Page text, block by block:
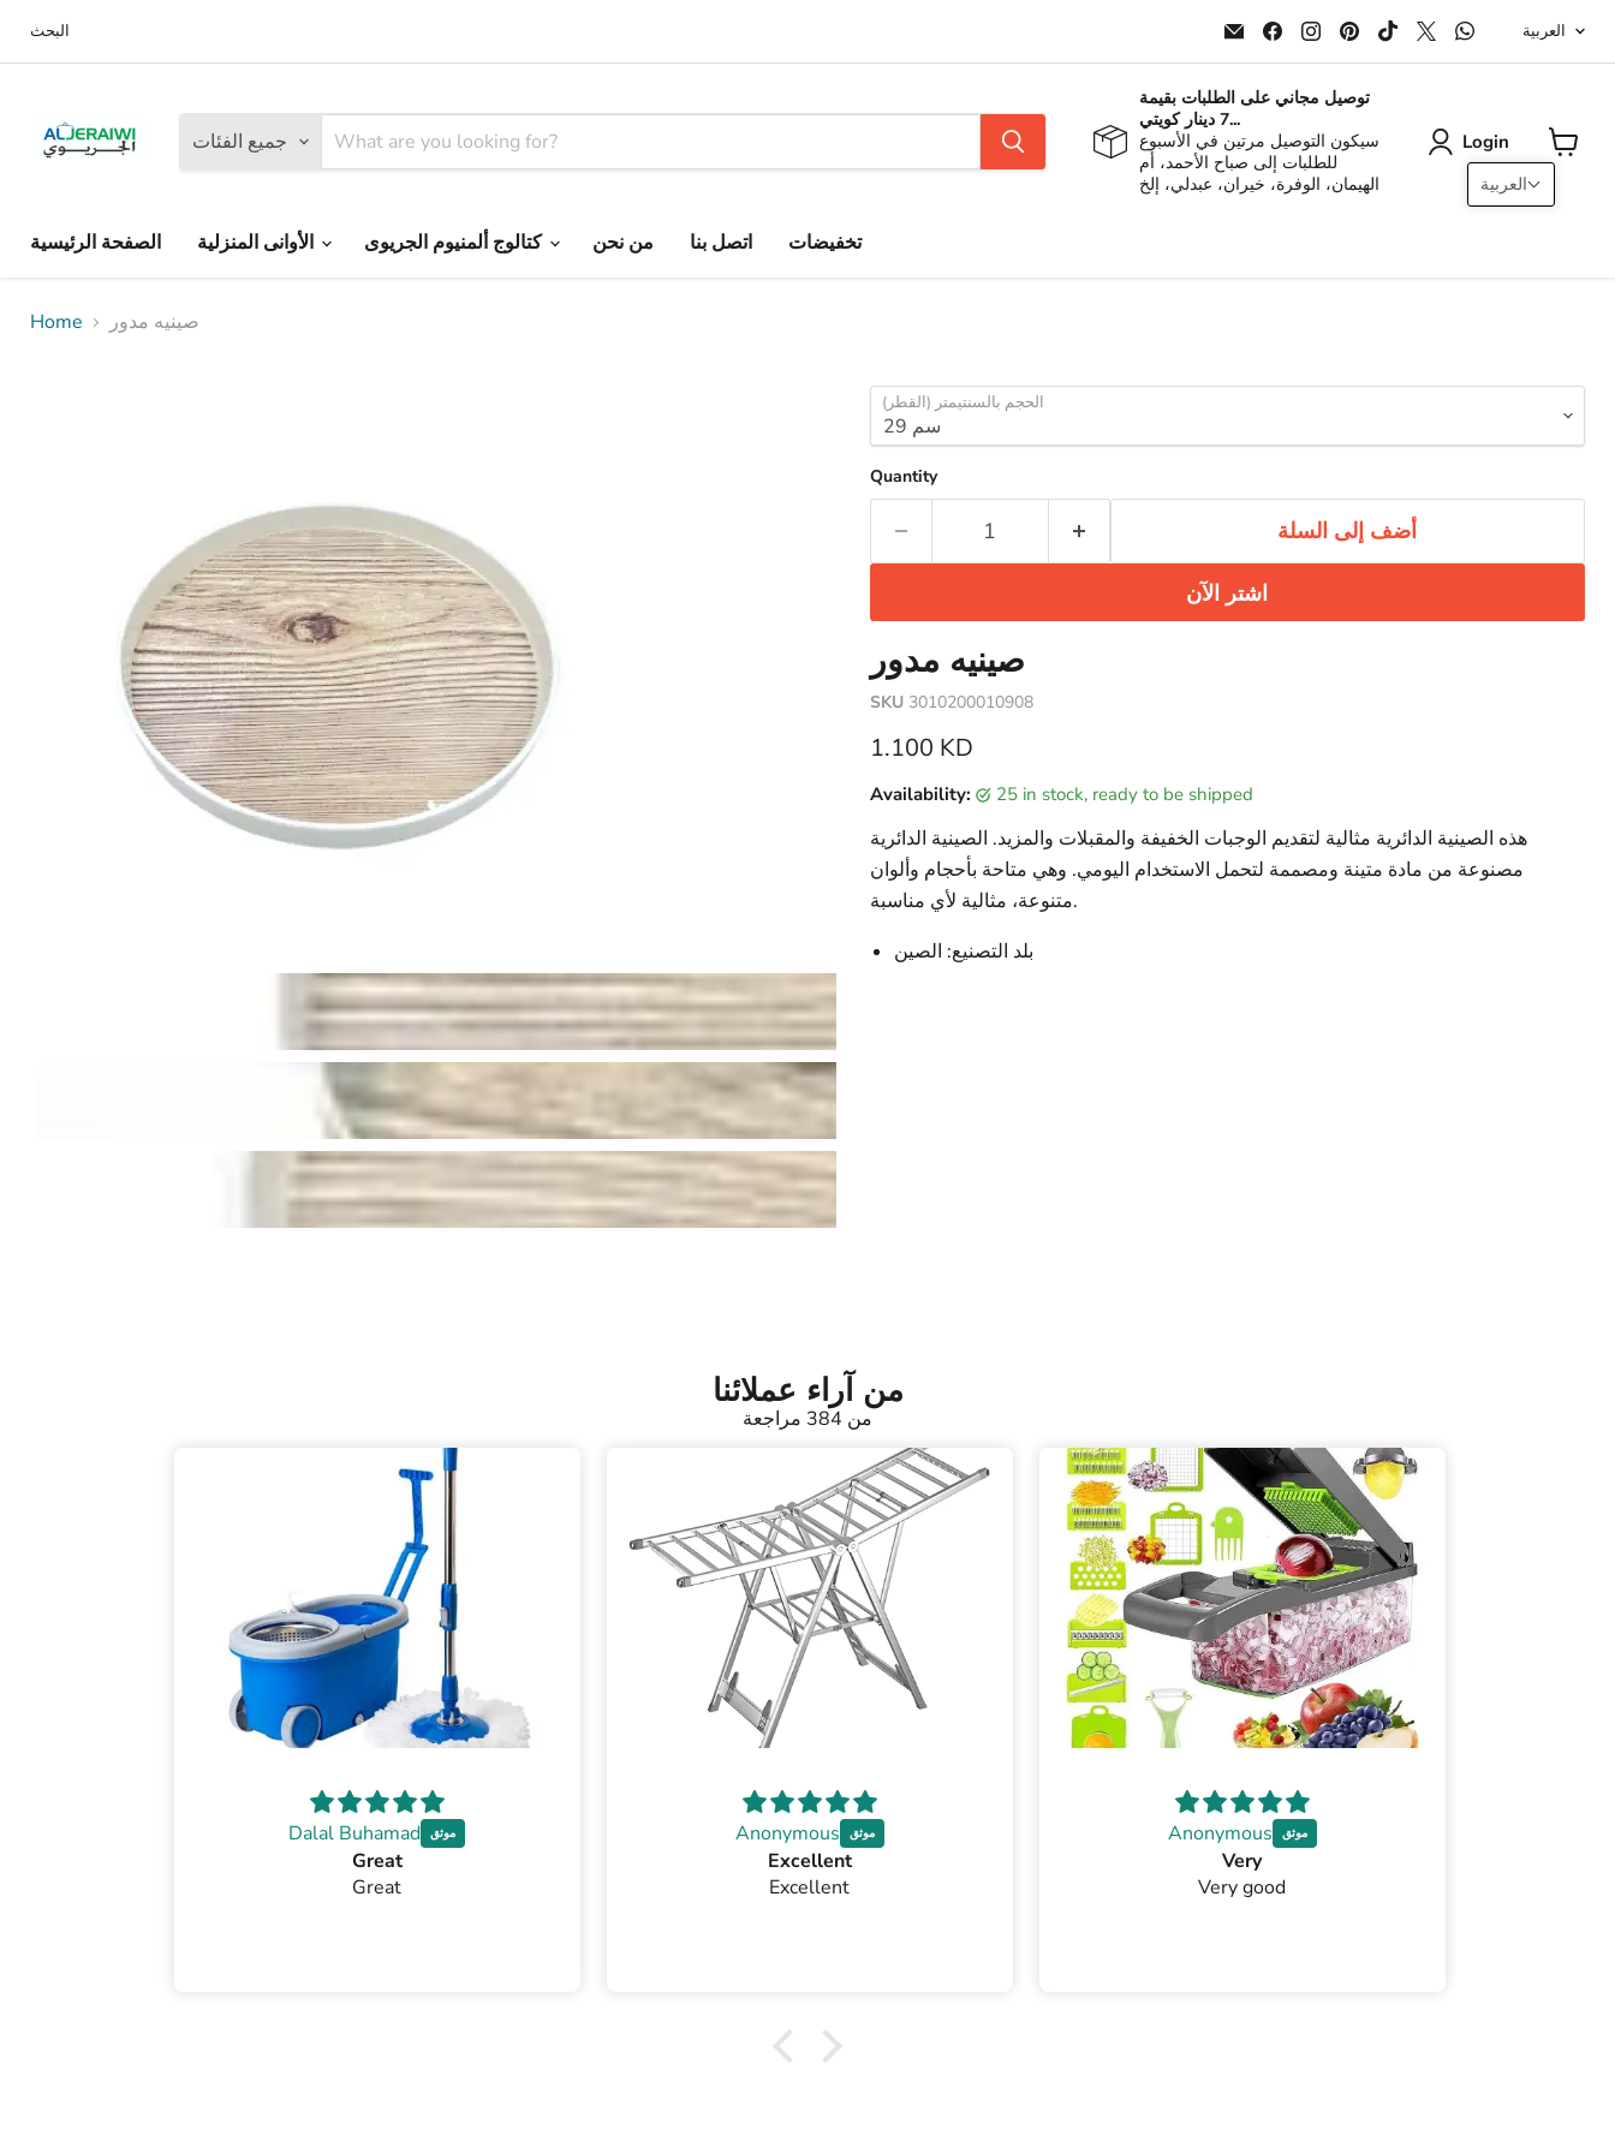
العربية
البحث
Email
ALJERAIWI
Find
us
on
Facebook
Find
us
on
Instagram
Find
us
on
Find
us
on
Find
us
on
on
العربية
جميع الفئات
توصيل مجاني على الطلبات بقيمة
7 دينار كويتي...
سيكون التوصيل مرتين في الأسبوع
للطلبات إلى صباح الأحمد، أم
الهيمان، الوفرة، خيران، عبدلي، إلخ
Login
View
الصفحة الرئيسية كتالوج ألمنيوم الجريوى من نحن اتصل بنا تخفيضات
Home صينيه مدور
الحجم بالسنتيمتر (القطر)
Quantity
أضف إلى السلة
اشتر الآن
صينيه مدور
SKU 3010200010908
Current price
1.100 KD
Availability: 25 in stock, ready to be shipped
هذه الصينية الدائرية مثالية لتقديم الوجبات الخفيفة والمقبلات والمزيد. الصينية الدائرية
مصنوعة من مادة متينة ومصممة لتحمل الاستخدام اليومي. وهي متاحة بأحجام وألوان
متنوعة، مثالية لأي مناسبة.
بلد التصنيع: الصين
من آراء عملائنا
من 384 مراجعة
Dalal Buhamad
Great
Great
Anonymous
Excellent
Excellent
Anonymous
Very
Very good